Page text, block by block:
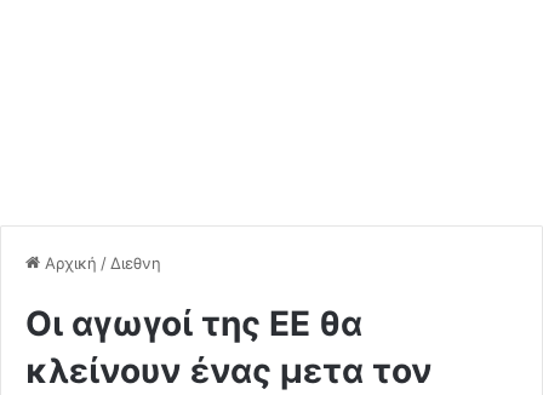
Αρχική / Διεθνη
Oι αγωγοί της ΕΕ θα
κλείνουν ένας μετα τον